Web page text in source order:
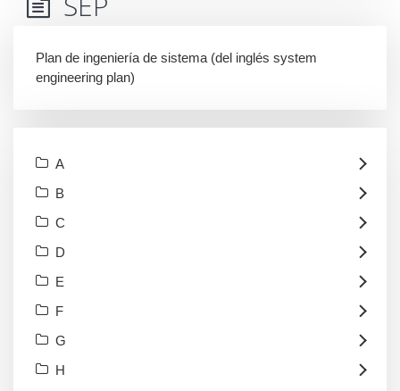
Plan de ingeniería de sistema (del inglés system
engineering plan)
A
B
C
D
E
F
G
H